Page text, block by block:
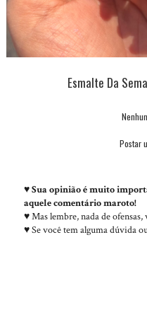
Esmalte Da
Postar
♥Sua opinião é muito
aquele comentário maroto!
♥ Mas lembre, nada de ofensas,
♥ Se você tem alguma dúvida